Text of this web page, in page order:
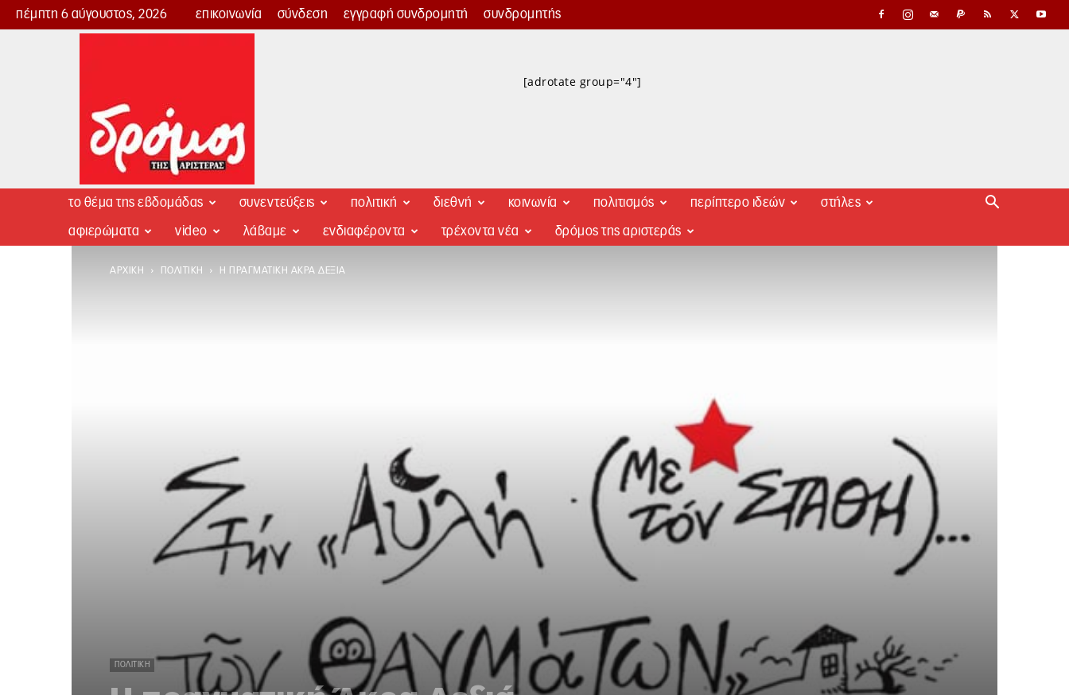
πέμπτη 6 αύγουστος, 2026 επικοινωνία σύνδεση εγγραφή συνδρομητή συνδρομητής
Δρόμος
[adrotate group="4"]
το θέμα της εβδομάδας συνεντεύξεις πολιτική διεθνή κοινωνία πολιτισμός περίπτερο ιδεών στήλες
αφιερώματα video λάβαμε ενδιαφέροντα τρέχοντα νέα δρόμος της αριστεράς
ΑΡΧΙΚΉ ΠΟΛΙΤΙΚΉ Η ΠΡΑΓΜΑΤΙΚΉ ΆΚΡΑ ΔΕΞΙΆ
ΠΟΛΙΤΙΚΉ